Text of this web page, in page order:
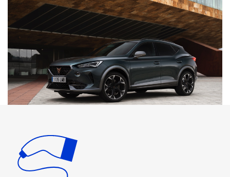
Hause aufladen möchte. Unsere AC-Ladestationen bieten
eine maximale Ladeleistung von 3,7 kW bis 22 kW, je
nachdem, ob Sie ein 1- oder 3-phasiges System
bevorzugen. Bitte beachten Sie, dass das Elektrofahrzeug
niemals schneller auf einer AC-Ladestation laden kann als
die maximale Ladeleistung der Ladestation. Wenn Ihr
Fahrzeug beispielsweise nur mit einer maximalen
Ladeleistung von 3,7 kW lädt, ist es sinnlos, eine
Ladestation mit 22 kW zu kaufen, da das Fahrzeug nicht
dass das Laden Ihres Elektrofahrzeugs so einfach wie
möglich ist. Wir bieten eine breite Palette von Produkten
an, darunter auch Produkte, die mit der maximalen